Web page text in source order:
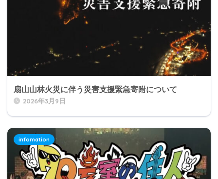
扇山山林火災に伴う災害支援緊急寄附について
2026年3月9日
infomation